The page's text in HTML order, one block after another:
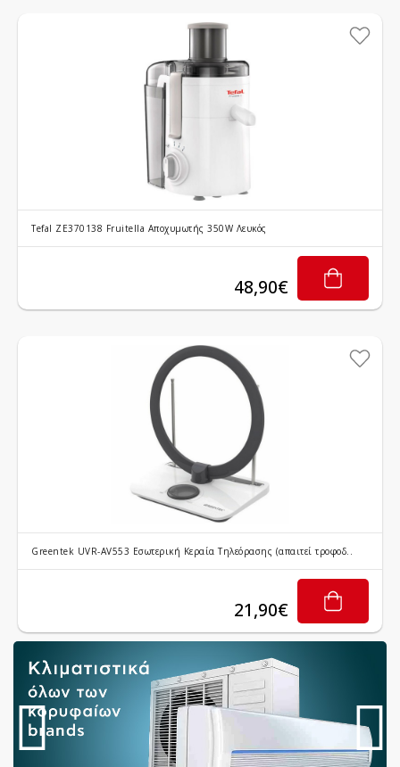
Tefal ZE370138 Fruitella Αποχυμωτής 350W Λευκός
48,90€
Greentek UVR-AV553 Εσωτερική Κεραία Τηλεόρασης (απαιτεί τροφοδ..
21,90€